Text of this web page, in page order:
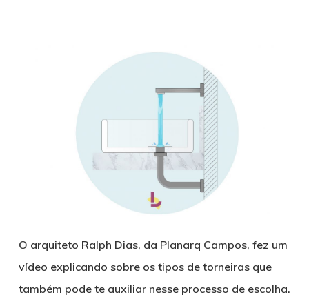
O arquiteto Ralph Dias, da Planarq Campos, fez um
vídeo explicando sobre os tipos de torneiras que
também pode te auxiliar nesse processo de escolha.